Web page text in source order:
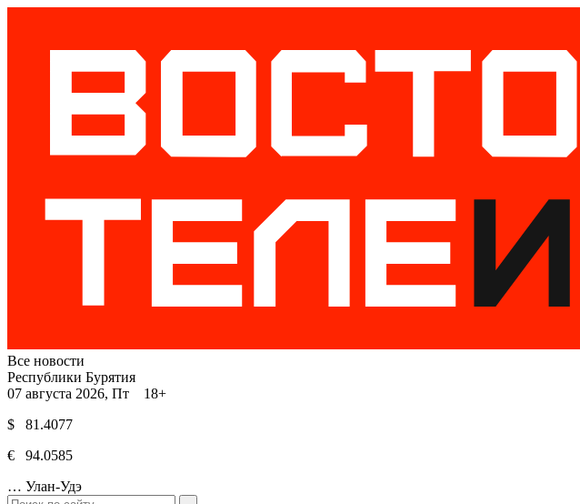
Все новости
Республики Бурятия
07 августа 2026, Пт 18+
$ 81.4077
€ 94.0585
… Улан-Удэ